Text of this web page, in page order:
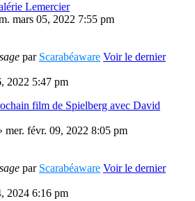
Lemercier
mars 05, 2022 7:55 pm
par Scarabéaware Voir le dernier
2022 5:47 pm
film de Spielberg avec David
mer. févr. 09, 2022 8:05 pm
par Scarabéaware Voir le dernier
2024 6:16 pm